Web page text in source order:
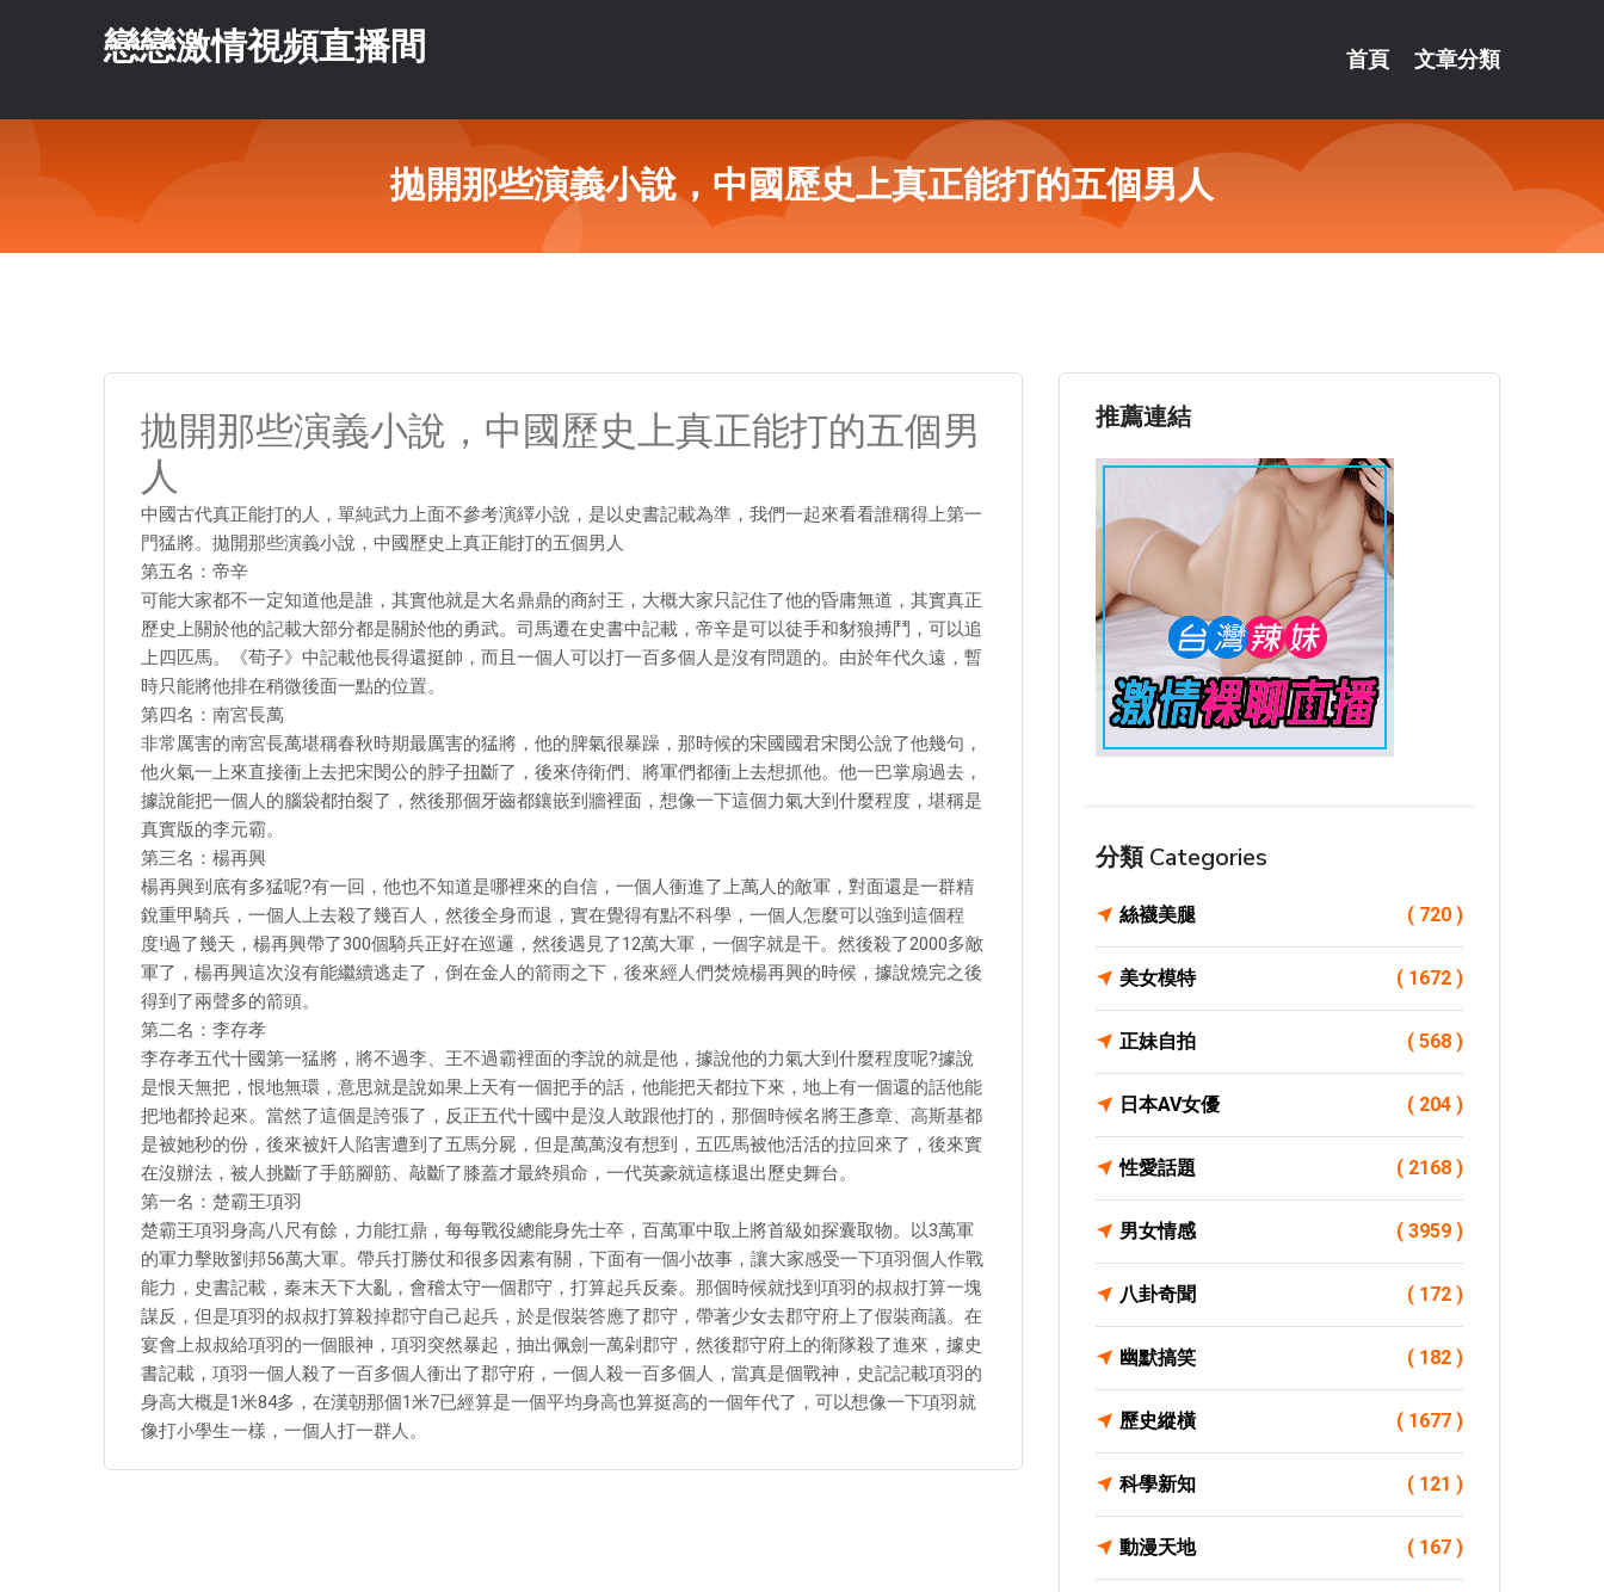
戀戀激情視頻直播間 首頁 文章分類
拋開那些演義小說，中國歷史上真正能打的五個男人
拋開那些演義小說，中國歷史上真正能打的五個男
人
中國古代真正能打的人，單純武力上面不參考演繹小說，是以史書記載為準，我們一起來看看誰稱得上第一
門猛將。拋開那些演義小說，中國歷史上真正能打的五個男人
第五名：帝辛
可能大家都不一定知道他是誰，其實他就是大名鼎鼎的商紂王，大概大家只記住了他的昏庸無道，其實真正
歷史上關於他的記載大部分都是關於他的勇武。司馬遷在史書中記載，帝辛是可以徒手和豺狼搏鬥，可以追
上四匹馬。《荀子》中記載他長得還挺帥，而且一個人可以打一百多個人是沒有問題的。由於年代久遠，暫
時只能將他排在稍微後面一點的位置。
第四名：南宮長萬
非常厲害的南宮長萬堪稱春秋時期最厲害的猛將，他的脾氣很暴躁，那時候的宋國國君宋閔公說了他幾句，
他火氣一上來直接衝上去把宋閔公的脖子扭斷了，後來侍衛們、將軍們都衝上去想抓他。他一巴掌扇過去，
據說能把一個人的腦袋都拍裂了，然後那個牙齒都鑲嵌到牆裡面，想像一下這個力氣大到什麼程度，堪稱是
真實版的李元霸。
第三名：楊再興
楊再興到底有多猛呢?有一回，他也不知道是哪裡來的自信，一個人衝進了上萬人的敵軍，對面還是一群精
銳重甲騎兵，一個人上去殺了幾百人，然後全身而退，實在覺得有點不科學，一個人怎麼可以強到這個程
度!過了幾天，楊再興帶了300個騎兵正好在巡邏，然後遇見了12萬大軍，一個字就是干。然後殺了2000多敵
軍了，楊再興這次沒有能繼續逃走了，倒在金人的箭雨之下，後來經人們焚燒楊再興的時候，據說燒完之後
得到了兩聲多的箭頭。
第二名：李存孝
李存孝五代十國第一猛將，將不過李、王不過霸裡面的李說的就是他，據說他的力氣大到什麼程度呢?據說
是恨天無把，恨地無環，意思就是說如果上天有一個把手的話，他能把天都拉下來，地上有一個還的話他能
把地都拎起來。當然了這個是誇張了，反正五代十國中是沒人敢跟他打的，那個時候名將王彥章、高斯基都
是被她秒的份，後來被奸人陷害遭到了五馬分屍，但是萬萬沒有想到，五匹馬被他活活的拉回來了，後來實
在沒辦法，被人挑斷了手筋腳筋、敲斷了膝蓋才最終殞命，一代英豪就這樣退出歷史舞台。
第一名：楚霸王項羽
楚霸王項羽身高八尺有餘，力能扛鼎，每每戰役總能身先士卒，百萬軍中取上將首級如探囊取物。以3萬軍
的軍力擊敗劉邦56萬大軍。帶兵打勝仗和很多因素有關，下面有一個小故事，讓大家感受一下項羽個人作戰
能力，史書記載，秦末天下大亂，會稽太守一個郡守，打算起兵反秦。那個時候就找到項羽的叔叔打算一塊
謀反，但是項羽的叔叔打算殺掉郡守自己起兵，於是假裝答應了郡守，帶著少女去郡守府上了假裝商議。在
宴會上叔叔給項羽的一個眼神，項羽突然暴起，抽出佩劍一萬剁郡守，然後郡守府上的衛隊殺了進來，據史
書記載，項羽一個人殺了一百多個人衝出了郡守府，一個人殺一百多個人，當真是個戰神，史記記載項羽的
身高大概是1米84多，在漢朝那個1米7已經算是一個平均身高也算挺高的一個年代了，可以想像一下項羽就
像打小學生一樣，一個人打一群人。
推薦連結
分類 Categories
絲襪美腿 ( 720 )
美女模特 ( 1672 )
正妹自拍 ( 568 )
日本AV女優 ( 204 )
性愛話題 ( 2168 )
男女情感 ( 3959 )
八卦奇聞 ( 172 )
幽默搞笑 ( 182 )
歷史縱橫 ( 1677 )
科學新知 ( 121 )
動漫天地 ( 167 )